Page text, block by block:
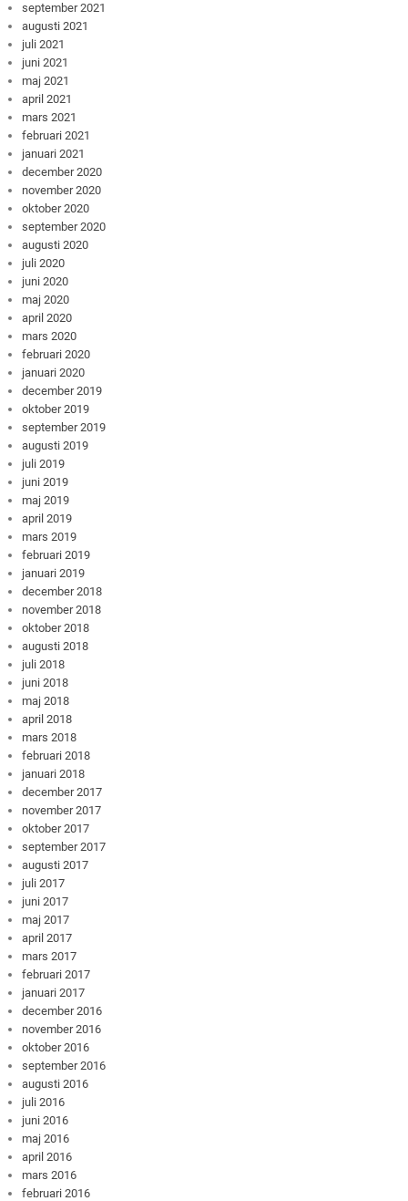
september 2021
augusti 2021
juli 2021
juni 2021
maj 2021
april 2021
mars 2021
februari 2021
januari 2021
december 2020
november 2020
oktober 2020
september 2020
augusti 2020
juli 2020
juni 2020
maj 2020
april 2020
mars 2020
februari 2020
januari 2020
december 2019
oktober 2019
september 2019
augusti 2019
juli 2019
juni 2019
maj 2019
april 2019
mars 2019
februari 2019
januari 2019
december 2018
november 2018
oktober 2018
augusti 2018
juli 2018
juni 2018
maj 2018
april 2018
mars 2018
februari 2018
januari 2018
december 2017
november 2017
oktober 2017
september 2017
augusti 2017
juli 2017
juni 2017
maj 2017
april 2017
mars 2017
februari 2017
januari 2017
december 2016
november 2016
oktober 2016
september 2016
augusti 2016
juli 2016
juni 2016
maj 2016
april 2016
mars 2016
februari 2016